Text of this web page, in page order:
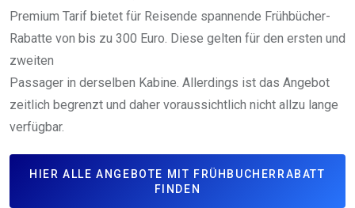
Premium Tarif bietet für Reisende spannende Frühbücher-
Rabatte von bis zu 300 Euro. Diese gelten für den ersten und
zweiten
Passager in derselben Kabine. Allerdings ist das Angebot
zeitlich begrenzt und daher voraussichtlich nicht allzu lange
verfügbar.
HIER ALLE ANGEBOTE MIT FRÜHBUCHERRABATT
FINDEN